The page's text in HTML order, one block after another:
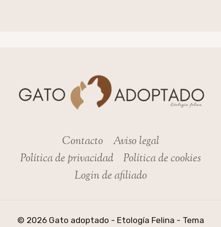
Contacto
Aviso legal
Política de privacidad
Política de cookies
Login de afiliado
© 2026 Gato adoptado - Etología Felina - Tema